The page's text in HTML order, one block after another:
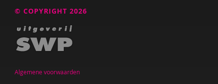
© COPYRIGHT 2026
Algemene voorwaarden